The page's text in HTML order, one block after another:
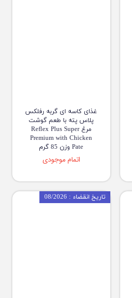
غذای کاسه ای گربه رفلکس
پلاس پته با طعم گوشت
مرغ Reflex Plus Super
Premium with Chicken
Pate وزن 85 گرم
اتمام موجودی
تاریخ انقضاء : 08/2026